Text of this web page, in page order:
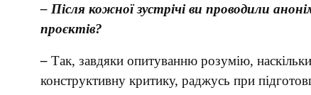
– Після кожної зустрічі ви проводили
проєктів?
– Так, завдяки опитуванню розумію,
конструктивну критику, раджусь при